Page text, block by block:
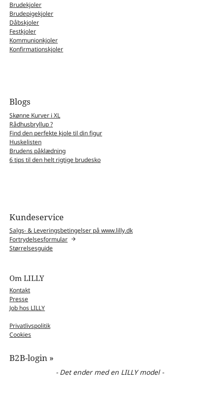
Brudekjoler
Brudepigekjoler
Dåbskjoler
Festkjoler
Kommunionkjoler
Konfirmationskjoler
Blogs
Skønne Kurver i XL
Rådhusbryllup ?
Find den perfekte kjole til din figur
Huskelisten
Brudens påklædning
6 tips til den helt rigtige brudesko
Kundeservice
Salgs- & Leveringsbetingelser på www.lilly.dk
Fortrydelsesformular
Størrelsesguide
Om LILLY
Kontakt
Presse
Job hos LILLY
Privatlivspolitik
Cookies
B2B-login »
- Det ender med en LILLY model -